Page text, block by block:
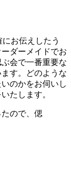
お伝えしたう
ダーメイドでお
会で一番重要な
す。どのような
のかをお伺いし
たします。